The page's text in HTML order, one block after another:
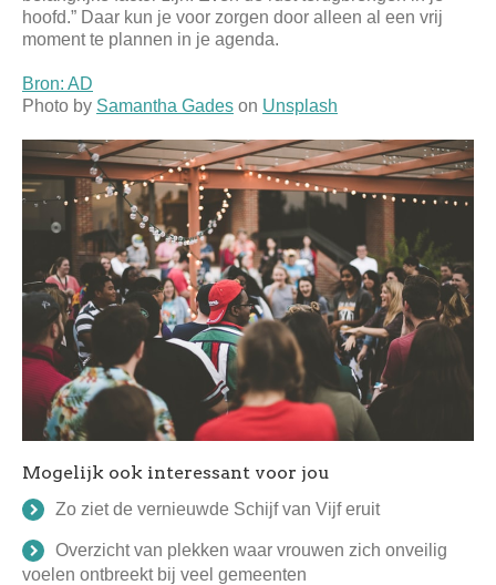
hoofd.” Daar kun je voor zorgen door alleen al een vrij
moment te plannen in je agenda.
Bron: AD
Photo by Samantha Gades on Unsplash
Mogelijk ook interessant voor jou
Zo ziet de vernieuwde Schijf van Vijf eruit
Overzicht van plekken waar vrouwen zich onveilig
voelen ontbreekt bij veel gemeenten